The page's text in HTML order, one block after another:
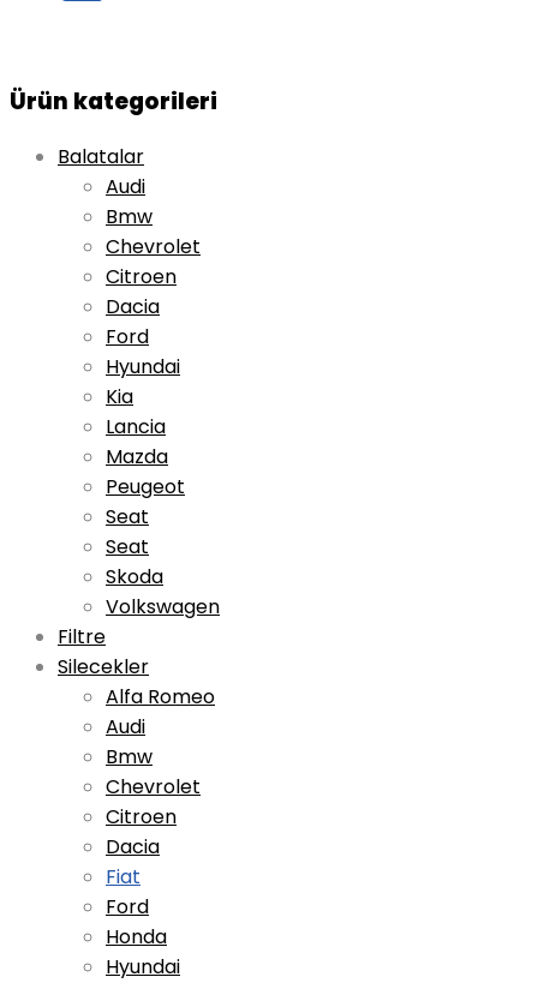
Ürün kategorileri
Balatalar
Audi
Bmw
Chevrolet
Citroen
Dacia
Ford
Hyundai
Kia
Lancia
Mazda
Peugeot
Seat
Seat
Skoda
Volkswagen
Filtre
Silecekler
Alfa Romeo
Audi
Bmw
Chevrolet
Citroen
Dacia
Fiat
Ford
Honda
Hyundai